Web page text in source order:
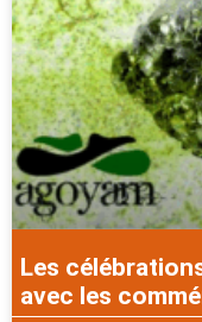
Les
avec les